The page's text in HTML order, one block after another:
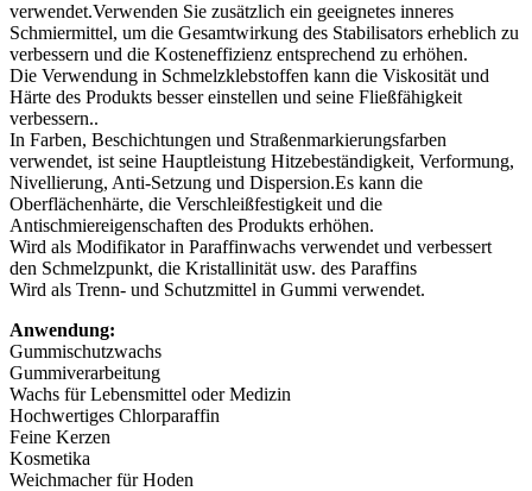
verwendet.Verwenden Sie zusätzlich ein geeignetes inneres
Schmiermittel, um die Gesamtwirkung des Stabilisators erheblich zu
verbessern und die Kosteneffizienz entsprechend zu erhöhen.
Die Verwendung in Schmelzklebstoffen kann die Viskosität und
Härte des Produkts besser einstellen und seine Fließfähigkeit
verbessern..
In Farben, Beschichtungen und Straßenmarkierungsfarben
verwendet, ist seine Hauptleistung Hitzebeständigkeit, Verformung,
Nivellierung, Anti-Setzung und Dispersion.Es kann die
Oberflächenhärte, die Verschleißfestigkeit und die
Antischmiereigenschaften des Produkts erhöhen.
Wird als Modifikator in Paraffinwachs verwendet und verbessert
den Schmelzpunkt, die Kristallinität usw. des Paraffins
Wird als Trenn- und Schutzmittel in Gummi verwendet.
Anwendung:
Gummischutzwachs
Gummiverarbeitung
Wachs für Lebensmittel oder Medizin
Hochwertiges Chlorparaffin
Feine Kerzen
Kosmetika
Weichmacher für Hoden